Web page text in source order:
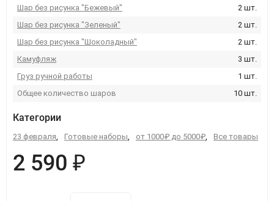
Шар без рисунка "Бежевый"
2 шт.
Шар без рисунка "Зеленый"
2 шт.
Шар без рисунка "Шоколадный"
2 шт.
Камуфляж
3 шт.
Груз ручной работы
1 шт.
Общее количество шаров
10 шт.
Категории
23 февраля, Готовые наборы, от 1000₽ до 5000₽, Все товары
2 590 ₽